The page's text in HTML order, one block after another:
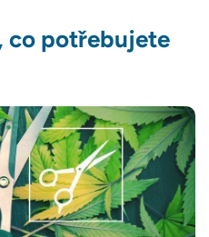
co potřebujete